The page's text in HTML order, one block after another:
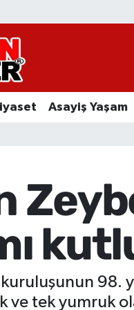
Asayiş Yaşam
98.
ve tek yumruk